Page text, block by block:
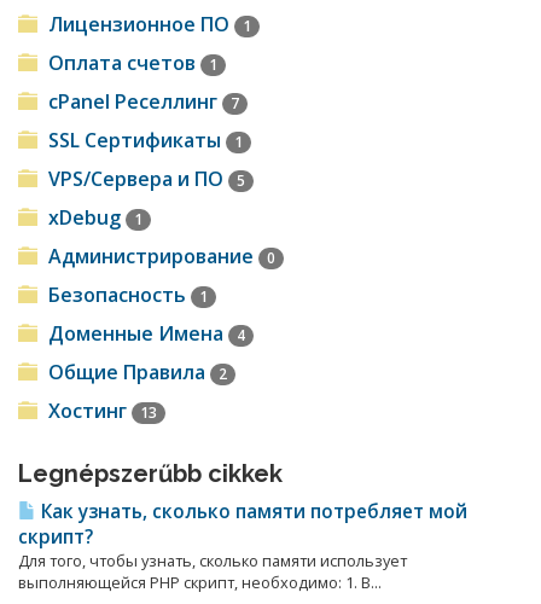
Лицензионное ПО 1
Оплата счетов 1
cPanel Реселлинг 7
SSL Сертификаты 1
VPS/Cервера и ПО 5
xDebug 1
Администрирование 0
Безопасность 1
Доменные Имена 4
Общие Правила 2
Хостинг 13
Legnépszerűbb cikkek
Как узнать, сколько памяти потребляет мой
скрипт?
Для того, чтобы узнать, сколько памяти использует
выполняющейся PHP скрипт, необходимо: 1. В...